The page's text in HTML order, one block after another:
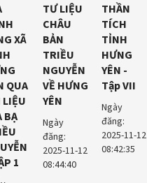
XÃ
QUA
LIỆU
BẠ
1
TƯ LIỆU
CHÂU
BẢN
TRIỀU
NGUYỄN
VỀ HƯNG
YÊN
Ngày
đăng:
2025-11-12
08:44:40
THẦN
TÍCH
TỈNH
HƯNG
YÊN -
Tập VII
Ngày
đăng:
2025-11-12
08:42:35